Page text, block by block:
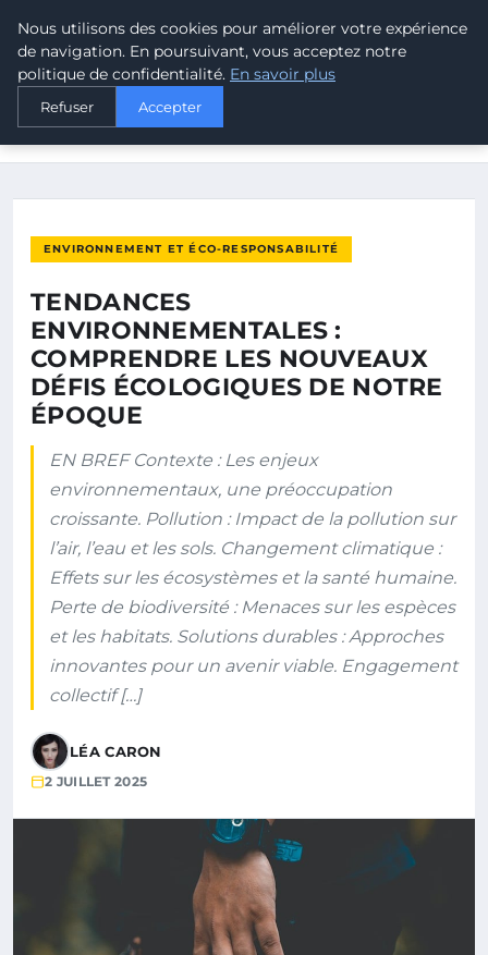
MALTA CLIMATE
ACCUEIL
TENDANCES ENVIRONNEMENTALES : COMPRENDRE LES
ENVIRONNEMENT ET ÉCO-RESPONSABILITÉ
TENDANCES
ENVIRONNEMENTALES :
COMPRENDRE LES NOUVEAUX
DÉFIS ÉCOLOGIQUES DE NOTRE
ÉPOQUE
EN BREF Contexte : Les enjeux
environnementaux, une préoccupation
croissante. Pollution : Impact de la pollution sur
l’air, l’eau et les sols. Changement climatique :
Effets sur les écosystèmes et la santé humaine.
Perte de biodiversité : Menaces sur les espèces
et les habitats. Solutions durables : Approches
innovantes pour un avenir viable. Engagement
collectif […]
LÉA CARON
2 JUILLET 2025
Nous utilisons des cookies pour améliorer votre expérience
de navigation. En poursuivant, vous acceptez notre
politique de confidentialité. En savoir plus
Refuser Accepter